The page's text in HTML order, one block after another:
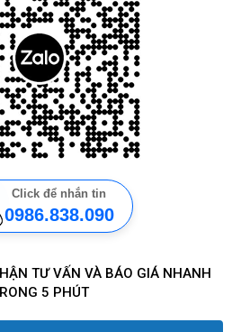
Click để nhắn tin
0986.838.090
TƯ VẤN VÀ BÁO GIÁ NHANH
5 PHÚT